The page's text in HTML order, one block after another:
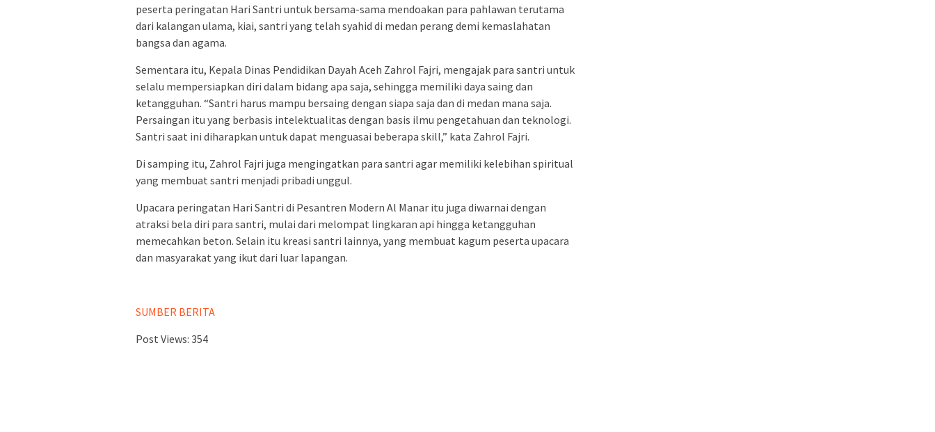
peserta peringatan Hari Santri untuk bersama-sama mendoakan para pahlawan terutama
dari kalangan ulama, kiai, santri yang telah syahid di medan perang demi kemaslahatan
bangsa dan agama.
Sementara itu, Kepala Dinas Pendidikan Dayah Aceh Zahrol Fajri, mengajak para santri untuk
selalu mempersiapkan diri dalam bidang apa saja, sehingga memiliki daya saing dan
ketangguhan. “Santri harus mampu bersaing dengan siapa saja dan di medan mana saja.
Persaingan itu yang berbasis intelektualitas dengan basis ilmu pengetahuan dan teknologi.
Santri saat ini diharapkan untuk dapat menguasai beberapa skill,” kata Zahrol Fajri.
Di samping itu, Zahrol Fajri juga mengingatkan para santri agar memiliki kelebihan spiritual
yang membuat santri menjadi pribadi unggul.
Upacara peringatan Hari Santri di Pesantren Modern Al Manar itu juga diwarnai dengan
atraksi bela diri para santri, mulai dari melompat lingkaran api hingga ketangguhan
memecahkan beton. Selain itu kreasi santri lainnya, yang membuat kagum peserta upacara
dan masyarakat yang ikut dari luar lapangan.
SUMBER BERITA
Post Views: 354